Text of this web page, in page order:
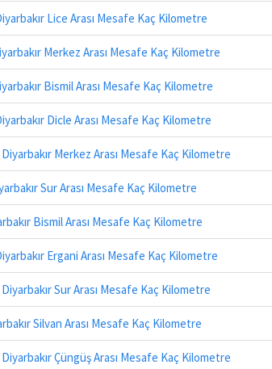
Lice Arası Mesafe Kaç Kilometre
Merkez Arası Mesafe Kaç Kilometre
Bismil Arası Mesafe Kaç Kilometre
Dicle Arası Mesafe Kaç Kilometre
Merkez Arası Mesafe Kaç Kilometre
Sur Arası Mesafe Kaç Kilometre
Bismil Arası Mesafe Kaç Kilometre
Ergani Arası Mesafe Kaç Kilometre
Sur Arası Mesafe Kaç Kilometre
Silvan Arası Mesafe Kaç Kilometre
Çüngüş Arası Mesafe Kaç Kilometre